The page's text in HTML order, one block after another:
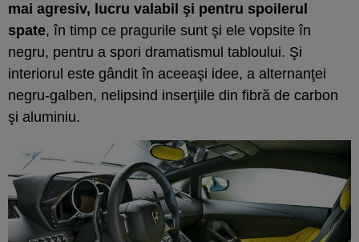
mai agresiv, lucru valabil şi pentru spoilerul
spate, în timp ce pragurile sunt şi ele vopsite în
negru, pentru a spori dramatismul tabloului. Şi
interiorul este gândit în aceeaşi idee, a alternanţei
negru-galben, nelipsind inserţiile din fibră de carbon
şi aluminiu.